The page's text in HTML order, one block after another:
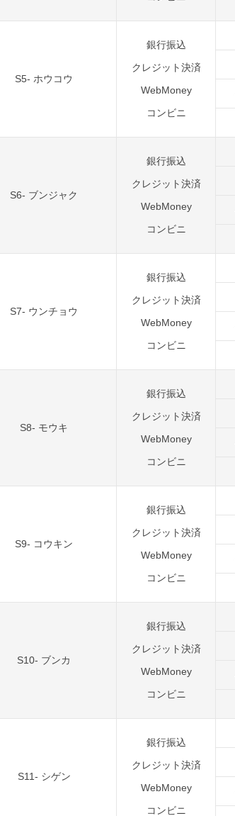
S5- ホウコウ
銀行振込
クレジット決済
WebMoney
コンビニ
S6- ブンジャク
銀行振込
クレジット決済
WebMoney
コンビニ
S7- ウンチョウ
銀行振込
クレジット決済
WebMoney
コンビニ
S8- モウキ
銀行振込
クレジット決済
WebMoney
コンビニ
S9- コウキン
銀行振込
クレジット決済
WebMoney
コンビニ
S10- ブンカ
銀行振込
クレジット決済
WebMoney
コンビニ
S11- シゲン
銀行振込
クレジット決済
WebMoney
コンビニ